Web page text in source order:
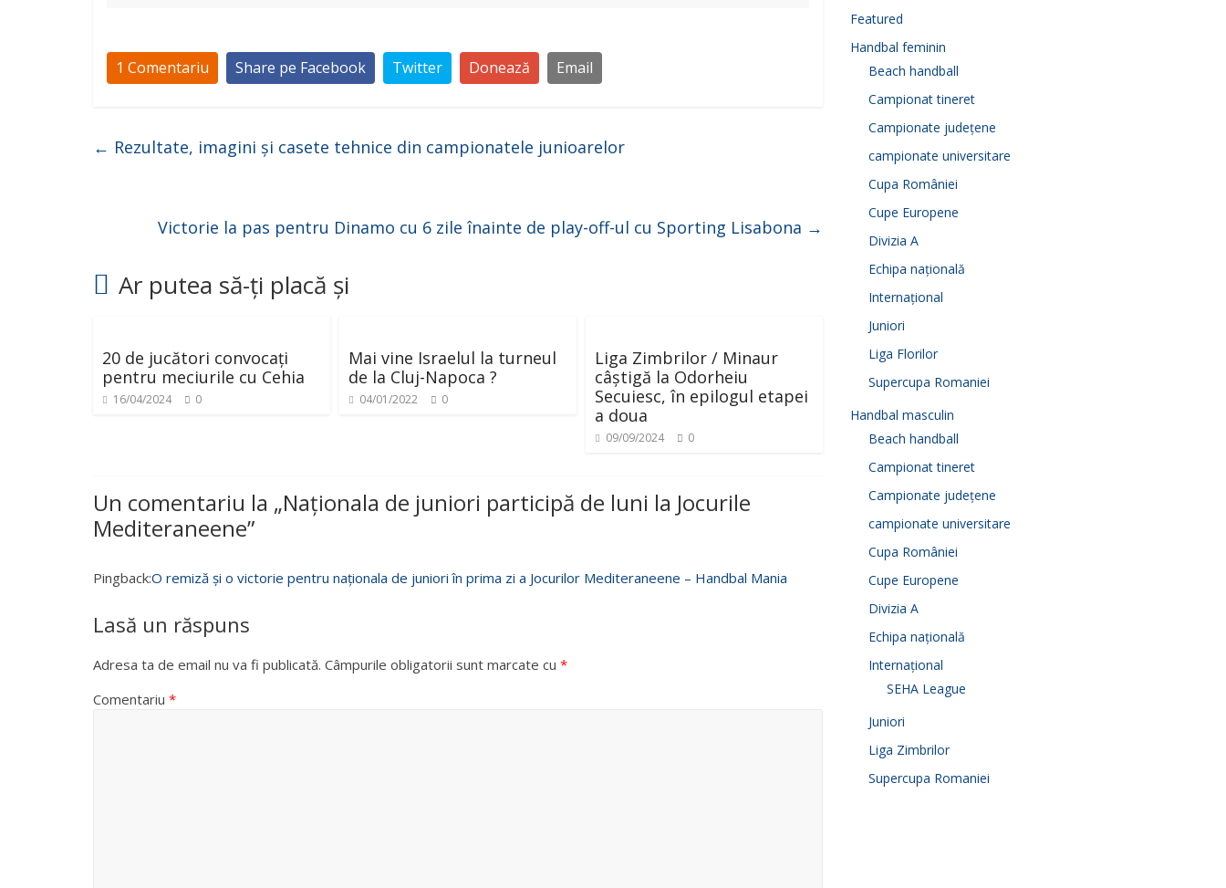
1 Comentariu Share pe Facebook Twitter Donează Email
← Rezultate, imagini și casete tehnice din campionatele junioarelor
Victorie la pas pentru Dinamo cu 6 zile înainte de play-off-ul cu Sporting Lisabona →
Ar putea să-ți placă și
20 de jucători convocați
pentru meciurile cu Cehia
16/04/2024 0
Mai vine Israelul la turneul
de la Cluj-Napoca ?
04/01/2022 0
Liga Zimbrilor / Minaur
câștigă la Odorheiu
Secuiesc, în epilogul etapei
a doua
09/09/2024 0
Un comentariu la „Naționala de juniori participă de luni la Jocurile
Mediteraneene”
Pingback:O remiză și o victorie pentru naționala de juniori în prima zi a Jocurilor Mediteraneene – Handbal Mania
Lasă un răspuns
Adresa ta de email nu va fi publicată. Câmpurile obligatorii sunt marcate cu *
Comentariu *
Featured
Handbal feminin
Beach handball
Campionat tineret
Campionate județene
campionate universitare
Cupa României
Cupe Europene
Divizia A
Echipa națională
Internațional
Juniori
Liga Florilor
Supercupa Romaniei
Handbal masculin
Beach handball
Campionat tineret
Campionate județene
campionate universitare
Cupa României
Cupe Europene
Divizia A
Echipa națională
Internațional
SEHA League
Juniori
Liga Zimbrilor
Supercupa Romaniei